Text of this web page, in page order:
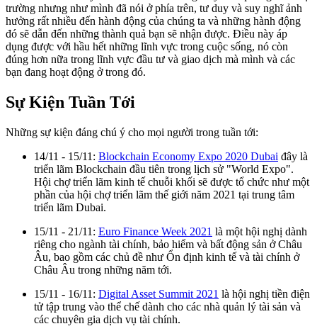
trường nhưng như mình đã nói ở phía trên, tư duy và suy nghĩ ảnh
hưởng rất nhiều đến hành động của chúng ta và những hành động
đó sẽ dẫn đến những thành quả bạn sẽ nhận được. Điều này áp
dụng được với hầu hết những lĩnh vực trong cuộc sống, nó còn
đúng hơn nữa trong lĩnh vực đầu tư và giao dịch mà mình và các
bạn đang hoạt động ở trong đó.
Sự Kiện Tuần Tới
Những sự kiện đáng chú ý cho mọi người trong tuần tới:
14/11 - 15/11: Blockchain Economy Expo 2020 Dubai đây là
triển lãm Blockchain đầu tiên trong lịch sử "World Expo".
Hội chợ triển lãm kinh tế chuỗi khối sẽ được tổ chức như một
phần của hội chợ triển lãm thế giới năm 2021 tại trung tâm
triển lãm Dubai.
15/11 - 21/11: Euro Finance Week 2021 là một hội nghị dành
riêng cho ngành tài chính, bảo hiểm và bất động sản ở Châu
Âu, bao gồm các chủ đề như Ổn định kinh tế và tài chính ở
Châu Âu trong những năm tới.
15/11 - 16/11: Digital Asset Summit 2021 là hội nghị tiền điện
tử tập trung vào thể chế dành cho các nhà quản lý tài sản và
các chuyên gia dịch vụ tài chính.